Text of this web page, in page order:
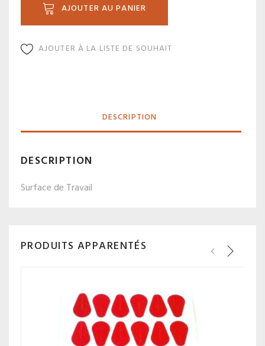
AJOUTER AU PANIER
AJOUTER À LA LISTE DE SOUHAIT
DESCRIPTION
DESCRIPTION
Surface de Travail
PRODUITS APPARENTÉS